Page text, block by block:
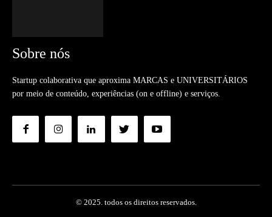
Sobre nós
Startup colaborativa que aproxima MARCAS e UNIVERSITÁRIOS
por meio de conteúdo, experiências (on e offline) e serviços.
© 2025. todos os direitos reservados.